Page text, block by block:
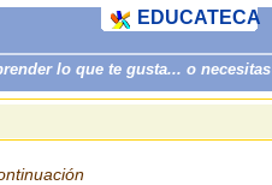
lo que te gusta... o necesitas
EDUCATECA